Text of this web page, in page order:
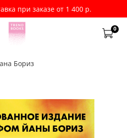
при заказе от 1 400 р.
0
Бориз